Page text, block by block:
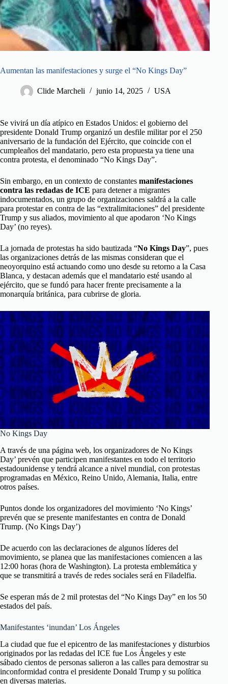
Aumentan las manifestaciones y surge el “No Kings Day”
Clide Marcheli junio 14, 2025 USA
Se vivirá un día atípico en Estados Unidos: el gobierno del
presidente Donald Trump organizó un desfile militar por el 250
aniversario de la fundación del Ejército, que coincide con el
cumpleaños del mandatario, pero esta propuesta ya tiene una
contra protesta, el denominado “No Kings Day”.
Sin embargo, en un contexto de constantes manifestaciones
contra las redadas de ICE para detener a migrantes
indocumentados, un grupo de organizaciones saldrá a la calle
para protestar en contra de las “extralimitaciones” del presidente
Trump y sus aliados, movimiento al que apodaron ‘No Kings
Day’ (no reyes).
La jornada de protestas ha sido bautizada “No Kings Day”, pues
las organizaciones detrás de las mismas consideran que el
neoyorquino está actuando como uno desde su retorno a la Casa
Blanca, y destacan además que el mandatario esté usando al
ejército, que se fundó para hacer frente precisamente a la
monarquía británica, para cubrirse de gloria.
No Kings Day
A través de una página web, los organizadores de No Kings
Day’ prevén que participen manifestantes en todo el territorio
estadounidense y tendrá alcance a nivel mundial, con protestas
programadas en México, Reino Unido, Alemania, Italia, entre
otros países.
Puntos donde los organizadores del movimiento ‘No Kings’
prevén que se presente manifestantes en contra de Donald
Trump. (No Kings Day’)
De acuerdo con las declaraciones de algunos líderes del
movimiento, se planea que las manifestaciones comiencen a las
12:00 horas (hora de Washington). La protesta emblemática y
que se transmitirá a través de redes sociales será en Filadelfia.
Se esperan más de 2 mil protestas del “No Kings Day” en los 50
estados del país.
Manifestantes ‘inundan’ Los Ángeles
La ciudad que fue el epicentro de las manifestaciones y disturbios
originados por las redadas del ICE fue Los Ángeles y este
sábado cientos de personas salieron a las calles para demostrar su
inconformidad contra el presidente Donald Trump y su política
en diversas materias.